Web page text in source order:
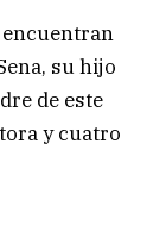
encuentran
su hijo
de este
y cuatro